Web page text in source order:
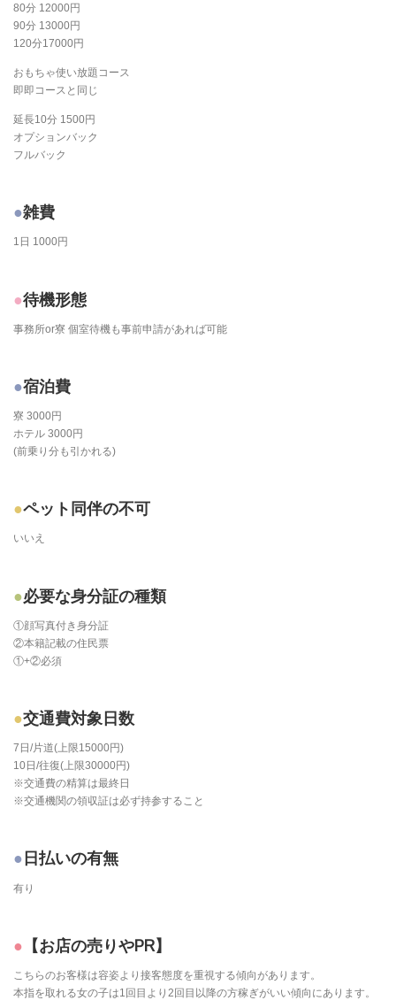
80分 12000円
90分 13000円
120分17000円
おもちゃ使い放題コース
即即コースと同じ
延長10分 1500円
オプションバック
フルバック
雑費
1日 1000円
待機形態
事務所or寮 個室待機も事前申請があれば可能
宿泊費
寮 3000円
ホテル 3000円
(前乗り分も引かれる)
ペット同伴の不可
いいえ
必要な身分証の種類
①顔写真付き身分証
②本籍記載の住民票
①+②必須
交通費対象日数
7日/片道(上限15000円)
10日/往復(上限30000円)
※交通費の精算は最終日
※交通機関の領収証は必ず持参すること
日払いの有無
有り
【お店の売りやPR】
こちらのお客様は容姿より接客態度を重視する傾向があります。
本指を取れる女の子は1回目より2回目以降の方稼ぎがいい傾向にあります。